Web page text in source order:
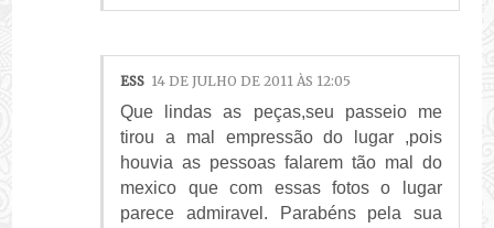
ESS 14 DE JULHO DE 2011 ÀS 12:05
Que lindas as peças,seu passeio me
tirou a mal empressão do lugar ,pois
houvia as pessoas falarem tão mal do
mexico que com essas fotos o lugar
parece admiravel. Parabéns pela sua